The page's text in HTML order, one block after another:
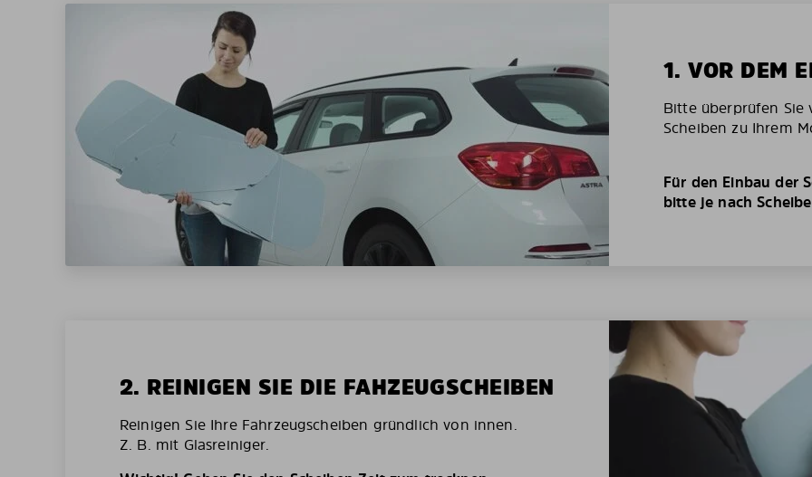
1. VOR DEM
Bitte überprüfen
Scheiben zu Ihrem
Für den Einbau der
bitte je nach
2. REINIGEN SIE DIE FAHZEUGSCHEIBEN
Reinigen Sie Ihre Fahrzeugscheiben gründlich von innen.
Z. B. mit Glasreiniger.